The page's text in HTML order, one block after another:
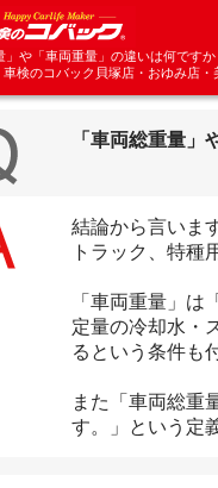
」や「車両重量」の違いは何です
検のコバック貝塚店・おゆみ店・
「車両総重量
結論から言いま
トラック、特種
「車両重量」は
定量の冷却水・
るという条件も
また「車両総重
す。」という定